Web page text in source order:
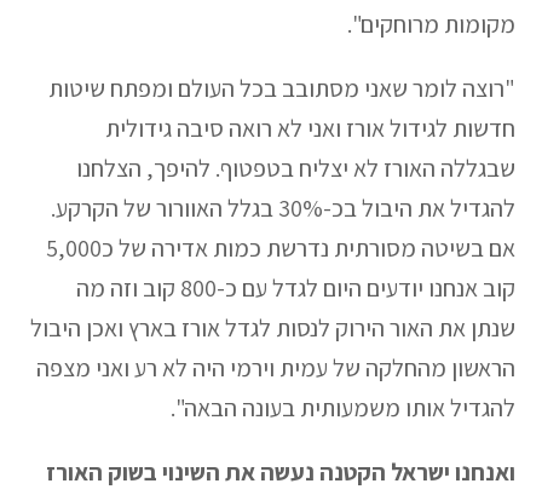
מקומות מרוחקים".
"רוצה לומר שאני מסתובב בכל העולם ומפתח שיטות
חדשות לגידול אורז ואני לא רואה סיבה גידולית
שבגללה האורז לא יצליח בטפטוף. להיפך, הצלחנו
להגדיל את היבול בכ-30% בגלל האוורור של הקרקע.
אם בשיטה מסורתית נדרשת כמות אדירה של כ5,000
קוב אנחנו יודעים היום לגדל עם כ-800 קוב וזה מה
שנתן את האור הירוק לנסות לגדל אורז בארץ ואכן היבול
הראשון מהחלקה של עמית וירמי היה לא רע ואני מצפה
להגדיל אותו משמעותית בעונה הבאה".
ואנחנו ישראל הקטנה נעשה את השינוי בשוק האורז